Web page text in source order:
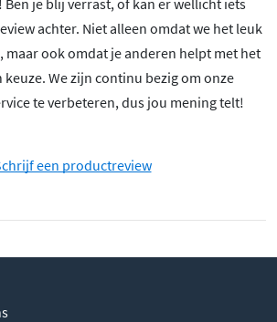
achter. Niet alleen omdat we het leuk
maar ook omdat je anderen helpt met het
keuze. We zijn continu bezig om onze
te verbeteren, dus jou mening telt!
een productreview